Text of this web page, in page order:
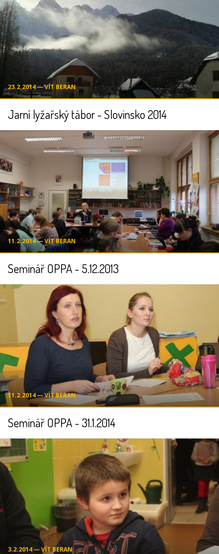
23.2.2014 ― VÍT BERAN
Jarní lyžařský tábor - Slovinsko 2014
11.2.2014 ― VÍT BERAN
Seminář OPPA - 5.12.2013
11.2.2014 ― VÍT BERAN
Seminář OPPA - 31.1.2014
3.2.2014 ― VÍT BERAN